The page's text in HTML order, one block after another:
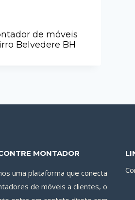
de móveis
Belvedere BH
MONTADOR
uma plataforma que conecta
de móveis a clientes, o